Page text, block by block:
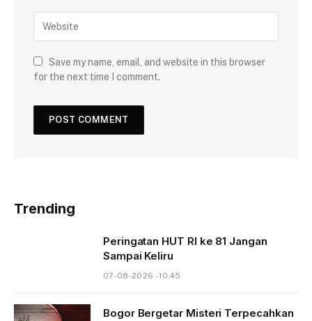
Save my name, email, and website in this browser
for the next time I comment.
Trending
Peringatan HUT RI ke 81 Jangan
Sampai Keliru
07-08-2026 - 10.45
Bogor Bergetar Misteri Terpecahkan